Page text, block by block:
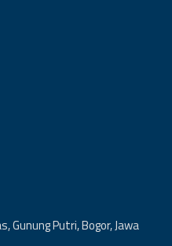
Gunung Putri, Bogor, Jawa